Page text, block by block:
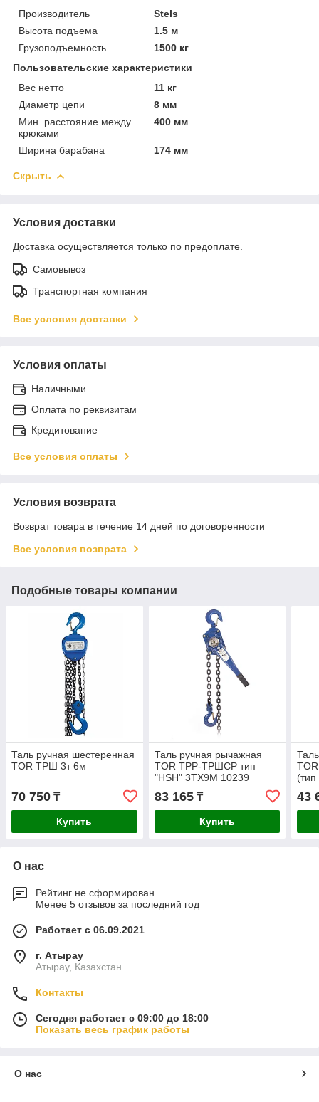
Производитель
Stels
Высота подъема
1.5 м
Грузоподъемность
1500 кг
Пользовательские характеристики
Вес нетто
11 кг
Диаметр цепи
8 мм
Мин. расстояние между
крюками
400 мм
Ширина барабана 174 мм
Скрыть
Условия доставки
Доставка осуществляется только по предоплате.
Самовывоз
Транспортная компания
Все условия доставки
Условия оплаты
Наличными
Оплата по реквизитам
Кредитование
Все условия оплаты
Условия возврата
Возврат товара в течение 14 дней по договоренности
Все условия возврата
Подобные товары компании
Таль ручная шестеренная
TOR ТРШ 3т 6м
70 750 ₸
Купить
Таль ручная рычажная
TOR ТРР-ТРШСР тип
"HSH" 3TХ9М 10239
83 165₸
Купить
43
О нас
Рейтинг не сформирован
Менее 5 отзывов за последний год
Работает с 06.09.2021
г. Атырау
Атырау, Казахстан
Контакты
Сегодня работает с 09:00 до 18:00
Показать весь график работы
О нас